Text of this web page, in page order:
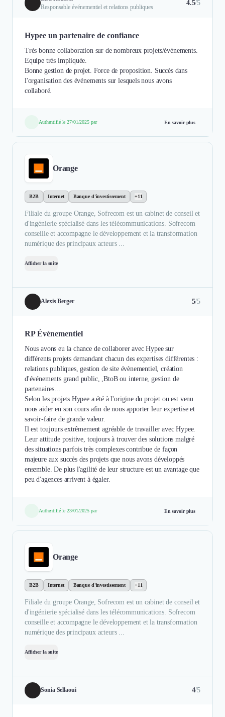
Responsable événementiel et relations publiques
4.5/5
Hypee un partenaire de confiance
Très bonne collaboration sur de nombreux projets/événements.
Equipe très impliquée.
Bonne gestion de projet. Force de proposition. Succès dans
l'organisation des événements sur lesquels nous avons
collaboré.
Authentifié le 27/01/2025 par En savoir plus
Orange
B2B Internet Banque d'investissement +11
Filiale du groupe Orange, Sofrecom est un cabinet de conseil et
d'ingénierie spécialisé dans les télécommunications. Sofrecom
conseille et accompagne le développement et la transformation
numérique des principaux acteurs ...
Afficher la suite
Alexis Berger 5/5
RP Évènementiel
Nous avons eu la chance de collaborer avec Hypee sur
différents projets demandant chacun des expertises différentes :
relations publiques, gestion de site évènementiel, création
d'événements grand public, ,BtoB ou interne, gestion de
partenaires...
Selon les projets Hypee a été à l'origine du projet ou est venu
nous aider en son cours afin de nous apporter leur expertise et
savoir-faire de grande valeur.
Il est toujours extrêmement agréable de travailler avec Hypee.
Leur attitude positive, toujours à trouver des solutions malgré
des situations parfois très complexes contribue de façon
majeure aux succès des projets que nous avons développés
ensemble. De plus l'agilité de leur structure est un avantage que
peu d'agences arrivent à égaler.
Authentifié le 23/01/2025 par En savoir plus
Orange
B2B Internet Banque d'investissement +11
Filiale du groupe Orange, Sofrecom est un cabinet de conseil et
d'ingénierie spécialisé dans les télécommunications. Sofrecom
conseille et accompagne le développement et la transformation
numérique des principaux acteurs ...
Afficher la suite
Sonia Sellaoui 4/5